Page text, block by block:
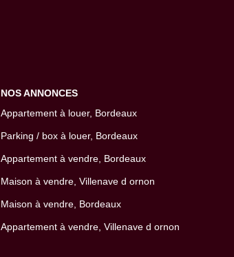
NOS ANNONCES
Appartement à louer, Bordeaux
Parking / box à louer, Bordeaux
Appartement à vendre, Bordeaux
Maison à vendre, Villenave d ornon
Maison à vendre, Bordeaux
Appartement à vendre, Villenave d ornon